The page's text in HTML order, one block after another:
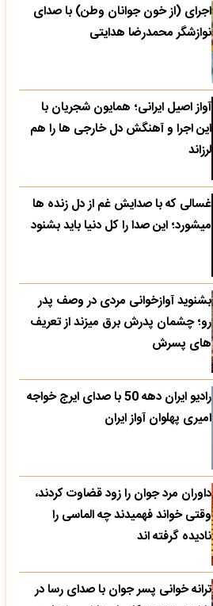
اجرای (از خون جوانان وطن) با صدای
نوازشگر محمدرضا هدایتی
آواز اصیل ایرانی؛ همایون شجریان با
این اجرا و آهنگش دل خارجی ها را هم
لرزاند
غسالی که با صدایش غم از دل زنده ها
میشورد؛ این صدا را کل دنیا باید بشنود
بشنوید آوازخوانی مردی در وصف پدر
رو؛ چشمان پدرش برق میزند از تعریف
های پسرش
رادیو ایران دهه 50 با صدای ایرج خواجه
امیری پهلوان آواز ایران
داوران مرد جوان را زود قضاوت کردند،
وقتی خواند فهمیدند چه الماسی را
نادیده گرفته اند
ترانه خوانی پسر جوان با صدای رسا در